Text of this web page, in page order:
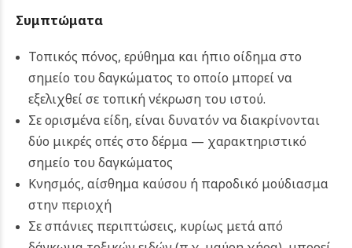
Συμπτώματα
Τοπικός πόνος, ερύθημα και ήπιο οίδημα στο
σημείο του δαγκώματος το οποίο μπορεί να
εξελιχθεί σε τοπική νέκρωση του ιστού.
Σε ορισμένα είδη, είναι δυνατόν να διακρίνονται
δύο μικρές οπές στο δέρμα — χαρακτηριστικό
σημείο του δαγκώματος
Κνησμός, αίσθημα καύσου ή παροδικό μούδιασμα
στην περιοχή
Σε σπάνιες περιπτώσεις, κυρίως μετά από